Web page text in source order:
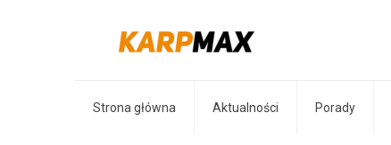
Strona główna Aktualności Porady